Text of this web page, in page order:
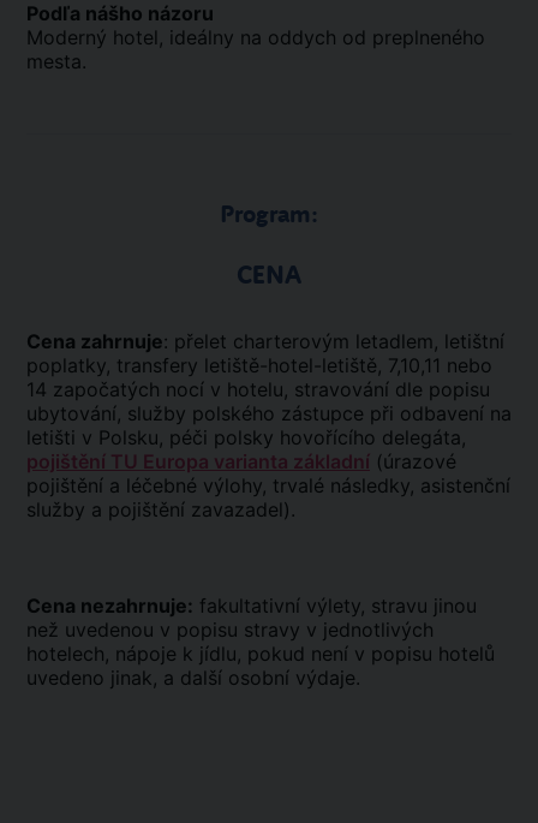
Podľa nášho názoru
Moderný hotel, ideálny na oddych od preplneného
mesta.
Program:
CENA
Cena zahrnuje: přelet charterovým letadlem, letištní
poplatky, transfery letiště-hotel-letiště, 7,10,11 nebo
14 započatých nocí v hotelu, stravování dle popisu
ubytování, služby polského zástupce při odbavení na
letišti v Polsku, péči polsky hovořícího delegáta,
pojištění TU Europa varianta základní (úrazové
pojištění a léčebné výlohy, trvalé následky, asistenční
služby a pojištění zavazadel).
Cena nezahrnuje: fakultativní výlety, stravu jinou
než uvedenou v popisu stravy v jednotlivých
hotelech, nápoje k jídlu, pokud není v popisu hotelů
uvedeno jinak, a další osobní výdaje.